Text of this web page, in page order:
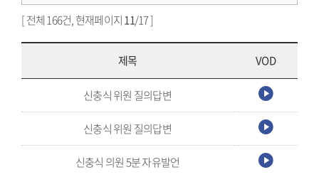
[ 전체 166건, 현재페이지11/17 ]
제목 VOD
신충식 위원 질의답변
신충식 위원 질의답변
신충식 의원 5분 자유발언